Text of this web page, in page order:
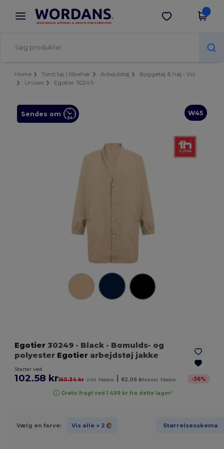
× Wordans-app
Bedre priser i appen!
Hent app
Home Tomt tøj | tilbehør Arbejdstøj
Byggetøj & høj - Vis
Unisex
Egotier 30249
W45
Sendes om
Egotier 30249 - Black - Bomulds- og
polyester Egotier arbejdstøj jakke
Starter ved
102.58 kr160.34 kr inkl. Mødre 82.06 krekskl. Mødre -36%
Gratis fragt ved 1 499 kr fra dette lager!
Vælg en farve: Vis alle + 2 Størrelsesskema